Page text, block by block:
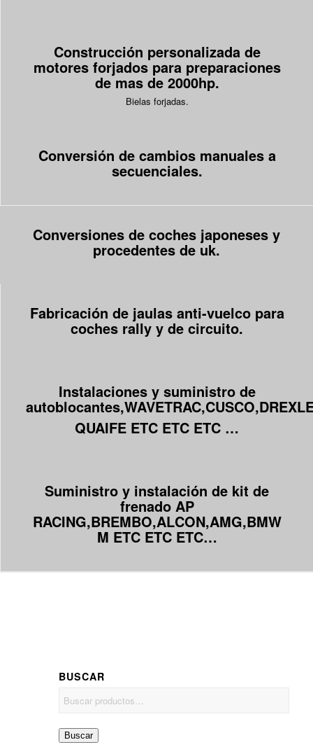
Construcción personalizada de
motores forjados para preparaciones
de mas de 2000hp.
Pistones forjados.
Conversión de cambios manuales a
secuenciales.
Conversiones de coches japoneses y
procedentes de uk.
Fabricación de jaulas anti-vuelco para
coches rally y de circuito.
Instalaciones y suministro de
QUAIFE ETC ETC ETC …
Suministro y instalación de kit de
frenado AP
RACING,BREMBO,ALCON,AMG,BMW
M ETC ETC ETC…
BUSCAR
Buscar